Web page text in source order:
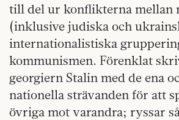
till del ur konflikterna mellan
(inklusive judiska och
internationalistiska
kommunismen. Förenklat
georgiern Stalin med de ena
nationella strävanden för att
övriga mot varandra; ryssar